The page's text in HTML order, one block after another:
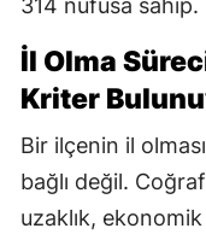
314 nüfusa sahip.
İl Olma
Kriter
Bir ilçenin il
bağlı değil.
uzaklık,